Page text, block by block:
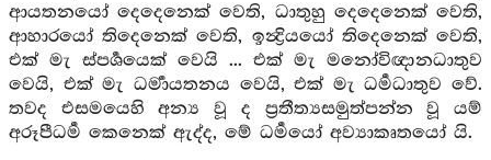
ආයතනයෝ දෙදෙනෙක් වෙති, ධාතුහු දෙදෙනෙක් වෙති,
ආහාරයෝ තිදෙනෙක් වෙති, ඉන්‍ද්‍රියයෝ තිදෙනෙක් වෙති,
එක් මැ ස්පර්‍ශයෙක් වෙයි ... එක් මැ මනෝවිඥානධාතුව
වෙයි, එක් මැ ධර්‍මායතනය වෙයි, එක් මැ ධර්‍මධාතුව වේ.
තවද එසමයෙහි අන්‍ය වූ ද ප්‍රතීත්‍යසමුත්පන්න වූ යම්
අරූපීධර්‍ම කෙනෙක් ඇද්ද, මේ ධර්‍මයෝ අව්‍යාකෘතයෝ යි.